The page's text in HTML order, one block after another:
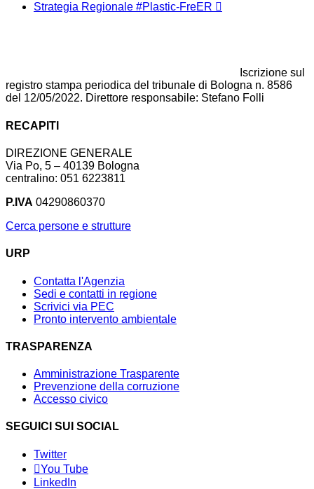
Strategia Regionale #Plastic-FreER
Iscrizione sul
registro stampa periodica del tribunale di Bologna n. 8586
del 12/05/2022. Direttore responsabile: Stefano Folli
RECAPITI
DIREZIONE GENERALE
Via Po, 5 – 40139 Bologna
centralino: 051 6223811
P.IVA 04290860370
Cerca persone e strutture
URP
Contatta l'Agenzia
Sedi e contatti in regione
Scrivici via PEC
Pronto intervento ambientale
TRASPARENZA
Amministrazione Trasparente
Prevenzione della corruzione
Accesso civico
SEGUICI SUI SOCIAL
Twitter
You Tube
LinkedIn